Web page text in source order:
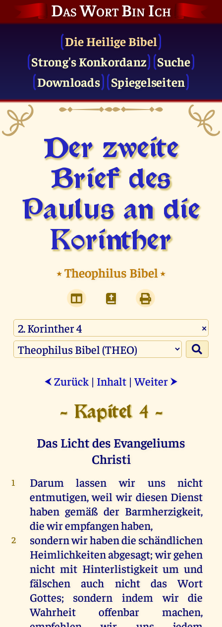
Das Wort Bin Ich
Die Heilige Bibel
Strong's Konkordanz
Suche
Downloads
Spiegelseiten
Der zweite
Brief des
Paulus an die
Korinther
⭑Theophilus Bibel⭑
×
⮜ Zurück | Inhalt |Weiter ⮞
- Kapitel 4 -
Das Licht des Evangeliums
Christi
1 Darum lassen wir uns
nicht
entmutigen,weil wir diesen Dienst
haben gemäß der Barmherzigkeit,
diewirempfangenhaben,
2 sondernwirhabendie schändlichen
Heimlichkeitenabgesagt;wirgehen
nicht mitHinterlistigkeitum und
fälschen
auch nicht das
Wort
Gottes; sondern indem wir
die
Wahrheit
offenbar machen,